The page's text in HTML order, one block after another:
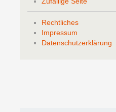
Rechtliches
Impressum
Datenschutzerklärung